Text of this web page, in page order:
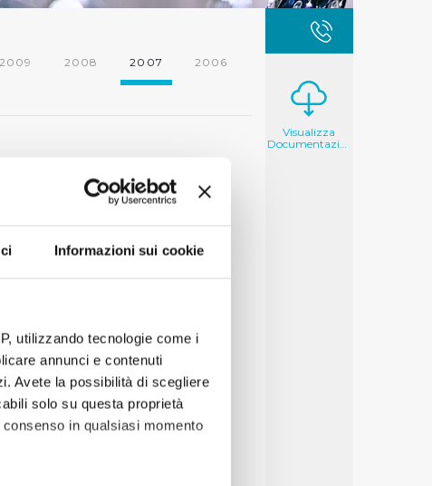
Informazioni sui cookie
utilizzando tecnologie come i
annunci e contenuti
Avete la possibilità di scegliere
solo su questa proprietà
in qualsiasi momento
2009 2008 2007 2006
Visualizza
Documentazione